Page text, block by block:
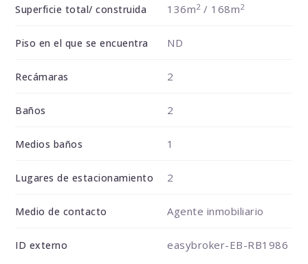
Superficie total/ construida 136m2/ 168m2
Piso en el que se encuentra ND
Recámaras 2
Baños 2
Medios baños 1
Lugares de estacionamiento 2
Medio de contacto Agente inmobiliario
ID externo easybroker-EB-RB1986